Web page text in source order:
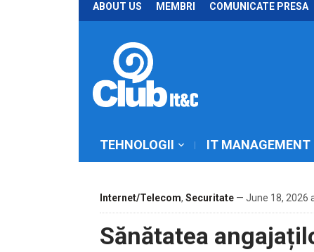
ABOUT US MEMBRI COMUNICATE PRESA
TEHNOLOGII IT MANAGEMENT
Internet/Telecom, Securitate — June 18, 2026
Sănătatea